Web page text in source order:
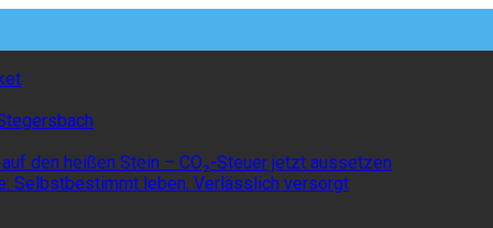
den heißen Stein – CO₂-Steuer jetzt aussetzen
Selbstbestimmt leben. Verlässlich versorgt